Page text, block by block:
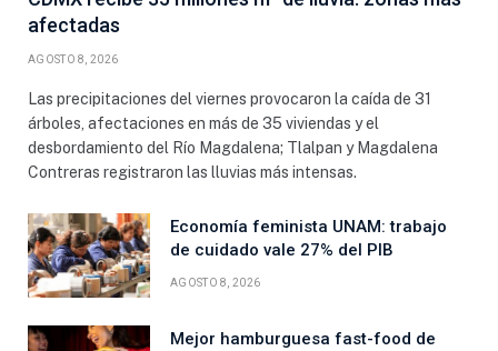
afectadas
AGOSTO 8, 2026
Las precipitaciones del viernes provocaron la caída de 31
árboles, afectaciones en más de 35 viviendas y el
desbordamiento del Río Magdalena; Tlalpan y Magdalena
Contreras registraron las lluvias más intensas.
Economía feminista UNAM: trabajo
de cuidado vale 27% del PIB
AGOSTO 8, 2026
Mejor hamburguesa fast-food de